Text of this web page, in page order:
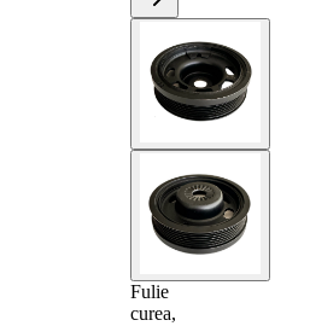
Fulie
curea,